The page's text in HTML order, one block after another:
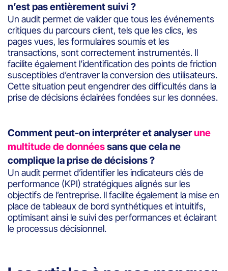
n’est pas entièrement suivi ?
Un audit permet de valider que tous les événements
critiques du parcours client, tels que les clics, les
pages vues, les formulaires soumis et les
transactions, sont correctement instrumentés. Il
facilite également l’identification des points de friction
susceptibles d’entraver la conversion des utilisateurs.
Cette situation peut engendrer des difficultés dans la
prise de décisions éclairées fondées sur les données.
Comment peut-on interpréter et analyserune
multitude de donnéessans que cela ne
complique la prise de décisions ?
Un audit permet d’identifier les indicateurs clés de
performance (KPI) stratégiques alignés sur les
objectifs de l’entreprise. Il facilite également la mise en
place de tableaux de bord synthétiques et intuitifs,
optimisant ainsi le suivi des performances et éclairant
le processus décisionnel.